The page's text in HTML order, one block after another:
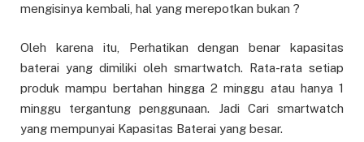
mengisinya kembali, hal yang merepotkan bukan ?
Oleh karena itu, Perhatikan dengan benar kapasitas
baterai yang dimiliki oleh smartwatch. Rata-rata setiap
produk mampu bertahan hingga 2 minggu atau hanya 1
minggu tergantung penggunaan. Jadi Cari smartwatch
yang mempunyai Kapasitas Baterai yang besar.